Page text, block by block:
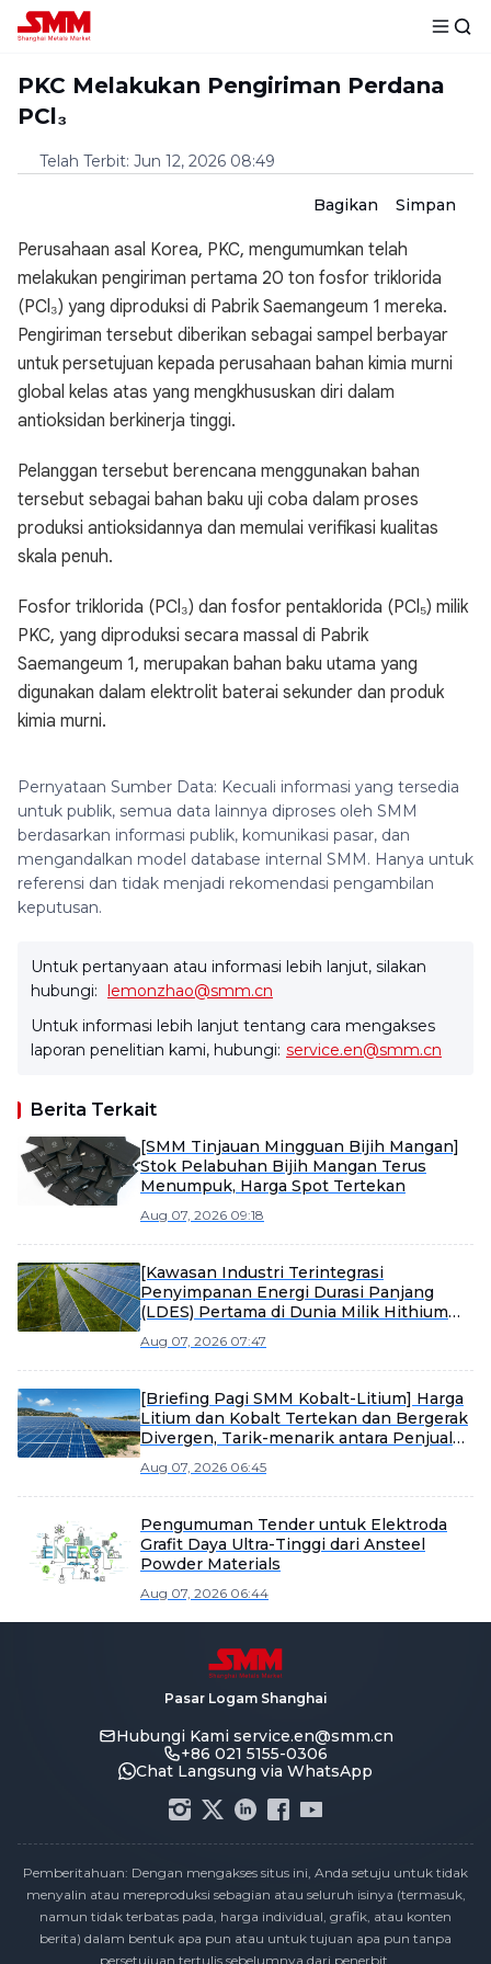
PKC Melakukan Pengiriman Perdana
PCl₃
Telah Terbit: Jun 12, 2026 08:49
Bagikan Simpan
Perusahaan asal Korea, PKC, mengumumkan telah
melakukan pengiriman pertama 20 ton fosfor triklorida
(PCl₃) yang diproduksi di Pabrik Saemangeum 1 mereka.
Pengiriman tersebut diberikan sebagai sampel berbayar
untuk persetujuan kepada perusahaan bahan kimia murni
global kelas atas yang mengkhususkan diri dalam
antioksidan berkinerja tinggi.
Pelanggan tersebut berencana menggunakan bahan
tersebut sebagai bahan baku uji coba dalam proses
produksi antioksidannya dan memulai verifikasi kualitas
skala penuh.
Fosfor triklorida (PCl₃) dan fosfor pentaklorida (PCl₅) milik
PKC, yang diproduksi secara massal di Pabrik
Saemangeum 1, merupakan bahan baku utama yang
digunakan dalam elektrolit baterai sekunder dan produk
kimia murni.
Pernyataan Sumber Data: Kecuali informasi yang tersedia
untuk publik, semua data lainnya diproses oleh SMM
berdasarkan informasi publik, komunikasi pasar, dan
mengandalkan model database internal SMM. Hanya untuk
referensi dan tidak menjadi rekomendasi pengambilan
keputusan.
Untuk pertanyaan atau informasi lebih lanjut, silakan
hubungi: lemonzhao@smm.cn
Untuk informasi lebih lanjut tentang cara mengakses
laporan penelitian kami, hubungi: service.en@smm.cn
Berita Terkait
[SMM Tinjauan Mingguan Bijih Mangan]
Stok Pelabuhan Bijih Mangan Terus
Menumpuk, Harga Spot Tertekan
Aug 07, 2026 09:18
[Kawasan Industri Terintegrasi
Penyimpanan Energi Durasi Panjang
(LDES) Pertama di Dunia Milik Hithium
Aug 07, 2026 07:47
[Briefing Pagi SMM Kobalt-Litium] Harga
Litium dan Kobalt Tertekan dan Bergerak
Divergen, Tarik-menarik antara Penjual
Pasar Material
Aug 07, 2026 06:45
Pengumuman Tender untuk Elektroda
Grafit Daya Ultra-Tinggi dari Ansteel
Powder Materials
Aug 07, 2026 06:44
Pasar Logam Shanghai
Hubungi Kami service.en@smm.cn
+86 021 5155-0306
Chat Langsung via WhatsApp
Pemberitahuan: Dengan mengakses situs ini, Anda setuju untuk tidak
menyalin atau mereproduksi sebagian atau seluruh isinya (termasuk,
namun tidak terbatas pada, harga individual, grafik, atau konten
berita) dalam bentuk apa pun atau untuk tujuan apa pun tanpa
persetujuan tertulis sebelumnya dari penerbit.